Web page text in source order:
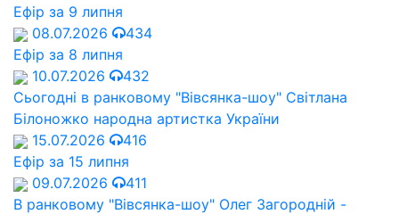
Ефір за 9 липня
08.07.2026
434
Ефір за 8 липня
10.07.2026
432
Сьогодні в ранковому "Вівсянка-шоу" Cвітлана
Білоножко народна артистка України
15.07.2026
416
Ефір за 15 липня
09.07.2026
411
В ранковому "Вівсянка-шоу" Олег Загородній -